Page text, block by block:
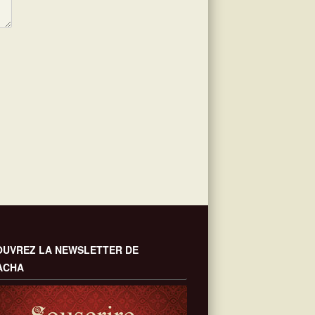
LA NEWSLETTER DE